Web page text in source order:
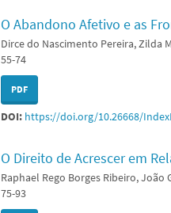
O Abandono Afetivo e as
Dirce do Nascimento Pereira, Zilda
55-74
PDF
DOI: https://doi.org/10.26668/
O Direito de Acrescer em
Raphael Rego Borges Ribeiro, João
75-93